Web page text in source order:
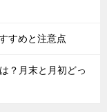
すめと注意点
？月末と月初どっ